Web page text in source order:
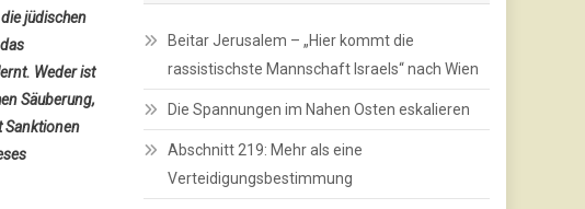
jüdischen
Weder ist
Säuberung,
Sanktionen
Beitar Jerusalem – „Hier kommt die
rassistischste Mannschaft Israels“ nach Wien
Die Spannungen im Nahen Osten eskalieren
Abschnitt 219: Mehr als eine
Verteidigungsbestimmung